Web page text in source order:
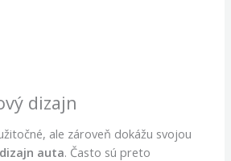
dizajn
ale zároveň dokážu svojou
auta. Často sú preto